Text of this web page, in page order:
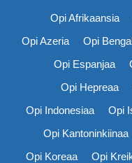
Opi Afrikaansia
Opi Azeria
Opi
Opi Espanjaa
Opi Hepreaa
Opi Indonesiaa
Opi
Opi Kantoninkiinaa
Opi Koreaa
Opi